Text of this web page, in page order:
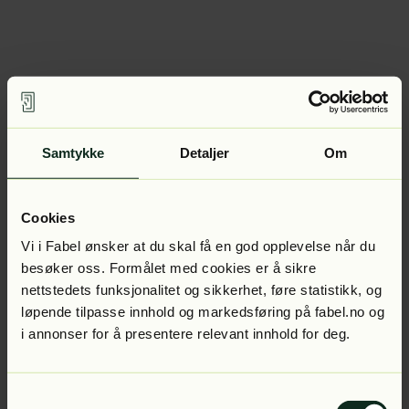
Samtykke Detaljer Om
Cookies
Vi i Fabel ønsker at du skal få en god opplevelse når du
besøker oss. Formålet med cookies er å sikre
nettstedets funksjonalitet og sikkerhet, føre statistikk, og
løpende tilpasse innhold og markedsføring på fabel.no og
i annonser for å presentere relevant innhold for deg.